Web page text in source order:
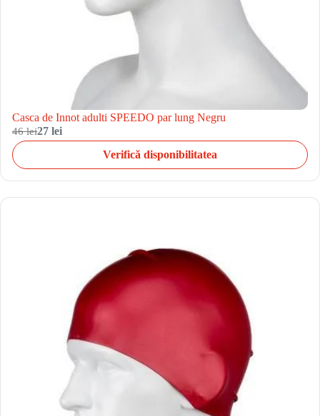
Casca de Innot adulti SPEEDO par lung Negru
46 lei27 lei
Verifică disponibilitatea